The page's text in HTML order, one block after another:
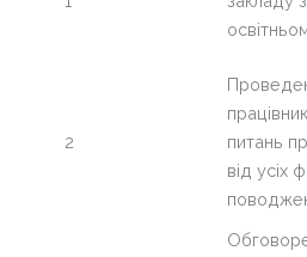
2
питань
від усіх